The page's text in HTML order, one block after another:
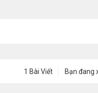
1 Bài Viết Bạn đang